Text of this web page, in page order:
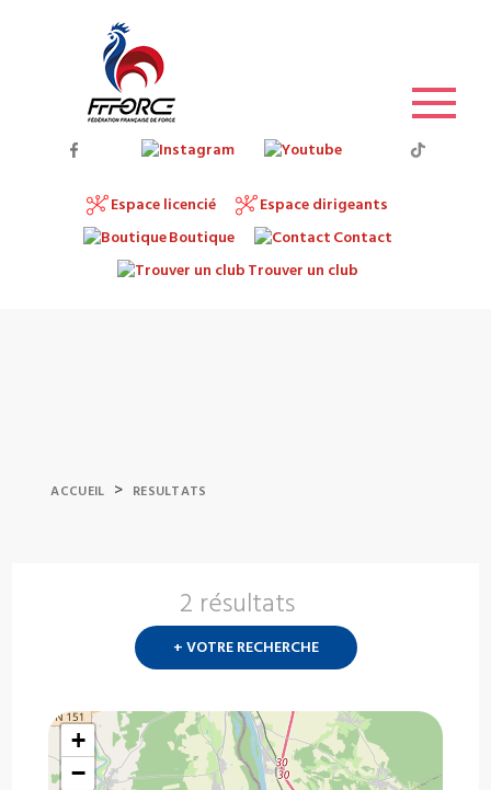
Espace licencié
Espace dirigeants
Boutique
Contact
Trouver un club
ACCUEIL > RESULTATS
2 résultats
+ VOTRE RECHERCHE
+
−